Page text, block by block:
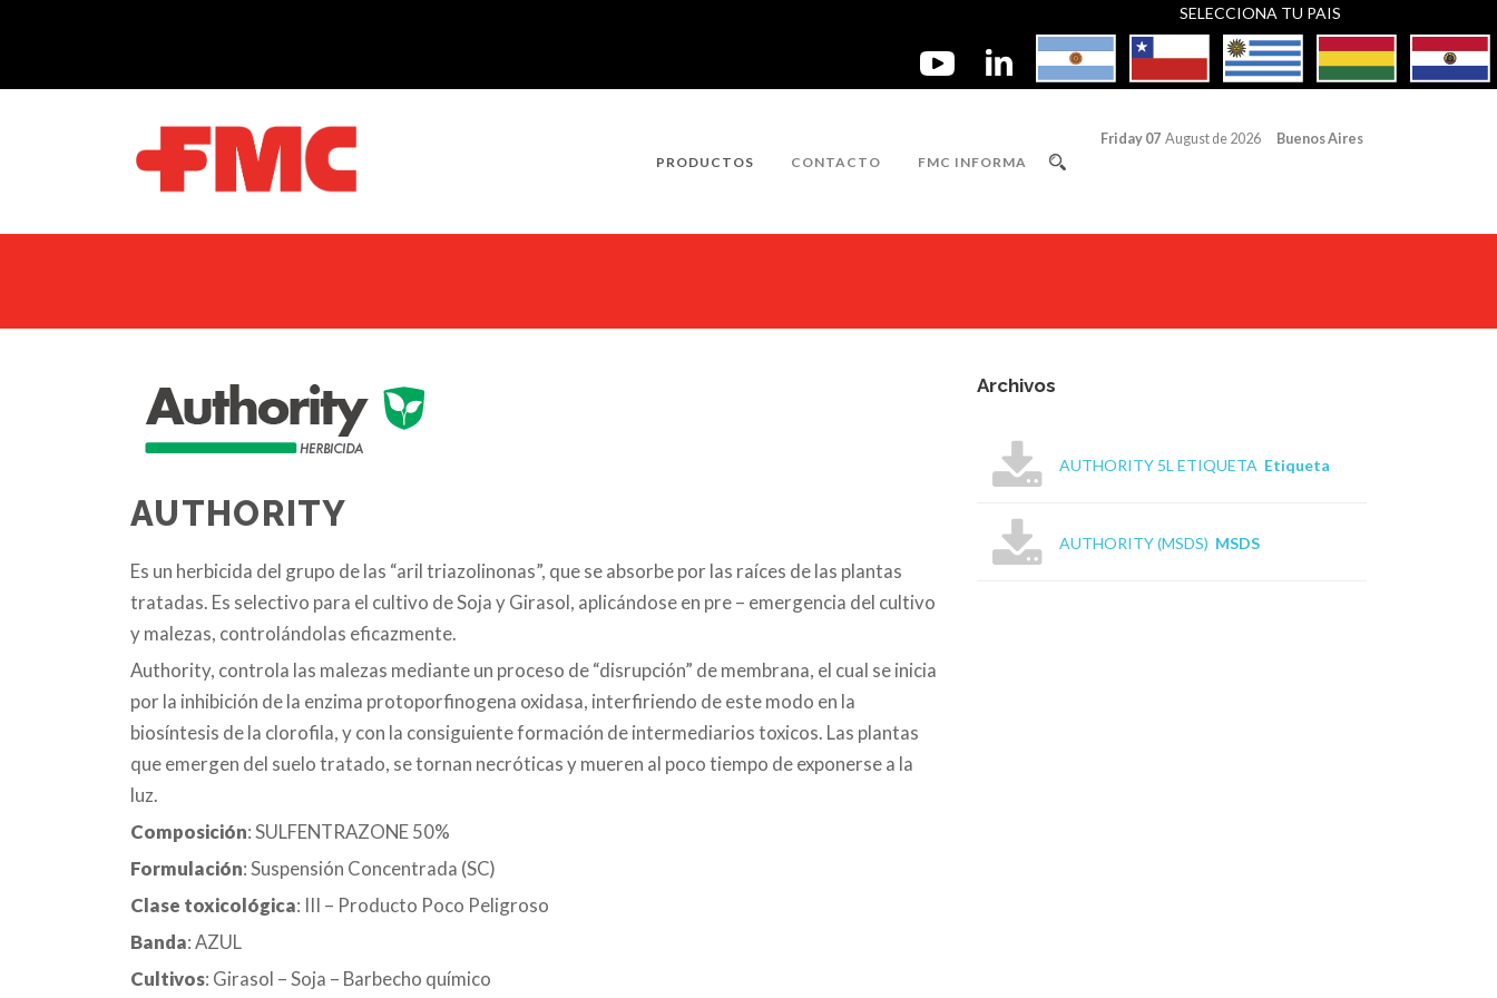
SELECCIONA TU PAIS
Friday 07 August de 2026
Buenos Aires
PRODUCTOS
CONTACTO FMC INFORMA
AUTHORITY
Es un herbicida del grupo de las “aril triazolinonas”, que se absorbe por las raíces de las plantas
tratadas. Es selectivo para el cultivo de Soja y Girasol, aplicándose en pre – emergencia del cultivo
y malezas, controlándolas eficazmente.
Authority, controla las malezas mediante un proceso de “disrupción” de membrana, el cual se inicia
por la inhibición de la enzima protoporfinogena oxidasa, interfiriendo de este modo en la
biosíntesis de la clorofila, y con la consiguiente formación de intermediarios toxicos. Las plantas
que emergen del suelo tratado, se tornan necróticas y mueren al poco tiempo de exponerse a la
luz.
Composición: SULFENTRAZONE 50%
Formulación: Suspensión Concentrada (SC)
Clase toxicológica: III – Producto Poco Peligroso
Banda: AZUL
Cultivos: Girasol – Soja – Barbecho químico
Archivos
AUTHORITY 5L ETIQUETA Etiqueta
AUTHORITY (MSDS) MSDS